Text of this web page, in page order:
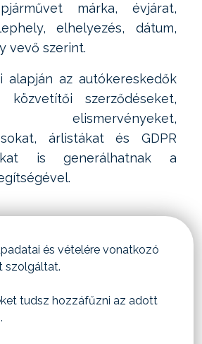
márka, évjárat,
elhelyezés, dátum,
vevő szerint.
alapján az autókereskedők
közvetítői szerződéseket,
árlistákat és GDPR
is generálhatnak a
és vételére vonatkozó
szolgáltat.
tudsz hozzáfűzni az adott